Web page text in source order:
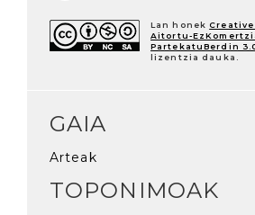
Lan honek Creative
Aitortu-
PartekatuBerdin
lizentzia dauka.
GAIA
Arteak
TOPONIMOAK